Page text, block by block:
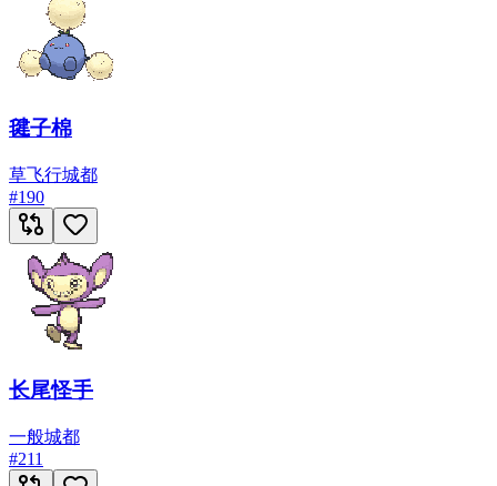
毽子棉
草飞行城都
#190
长尾怪手
一般城都
#211